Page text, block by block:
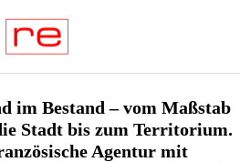
im Bestand – vom Maßstab
Stadt bis zum Territorium.
Agentur mit